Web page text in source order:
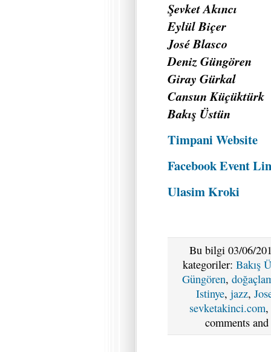
Şevket Akıncı
Eylül Biçer
José Blasco
Deniz Güngören
Giray Gürkal
Cansun Küçüktürk
Bakış Üstün
Timpani Website
Facebook Event
Ulasim Kroki
Bu bilgi 03/06/
kategoriler: Bakış
Güngören,
Istinye, jazz,
sevketakinci.com,
comments